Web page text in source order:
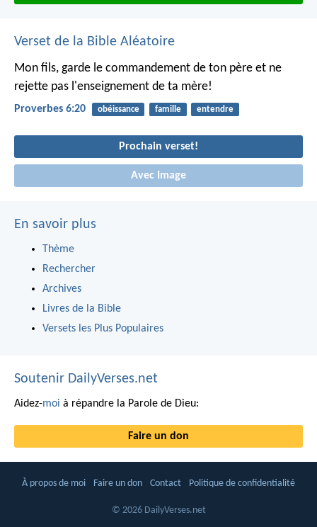
Verset de la Bible Aléatoire
Mon fils, garde le commandement de ton père et ne
rejette pas l'enseignement de ta mère!
Proverbes 6:20 obéissance famille entendre
Prochain verset!
Avec Image
En savoir plus
Thème
Rechercher
Archives
Livres de la Bible
Versets les Plus Populaires
Soutenir DailyVerses.net
Aidez-moi à répandre la Parole de Dieu:
Faire un don
À propos de moi Faire un don Contact Politique de confidentialité
© 2026 DailyVerses.net